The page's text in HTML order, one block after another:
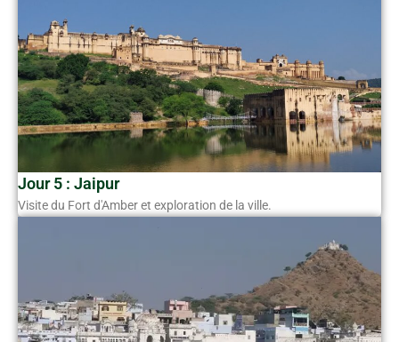
Jour 5 : Jaipur
Visite du Fort d'Amber et exploration de la ville.